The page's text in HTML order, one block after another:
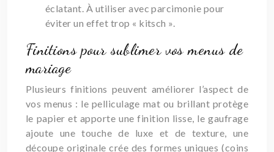
éclatant. À utiliser avec parcimonie pour
éviter un effet trop « kitsch ».
Finitions pour sublimer vos menus de
mariage
Plusieurs finitions peuvent améliorer l’aspect de
vos menus : le pelliculage mat ou brillant protège
le papier et apporte une finition lisse, le gaufrage
ajoute une touche de luxe et de texture, une
découpe originale crée des formes uniques (coins